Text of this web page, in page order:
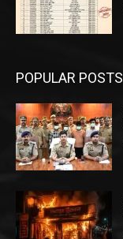
POPULAR POSTS